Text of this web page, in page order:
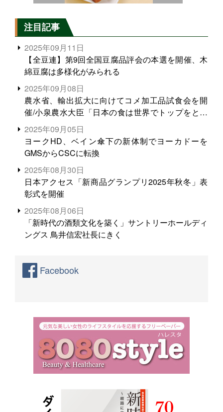
注目記事
2025年09月11日
【全豆連】第9回全国豆腐品評会の本選を開催、木
綿豆腐は多様化がみられる
2025年09月08日
農水省、輸出拡大に向けてコメ加工品試食会を開
催/小泉農水大臣「日本の食は世界でトップをとれ
る。米増産に向けて、米輸出需要の拡大を」
2025年09月05日
ヨークHD、ベイン傘下の新体制でヨーカドーを
GMSからCSCに転換
2025年08月30日
日本アクセス「新商品グランプリ2025年秋冬」表
彰式を開催
2025年08月06日
「新時代の酒類文化を築く」サントリーホールディ
ングス 鳥井信宏社長にきく
Facebook